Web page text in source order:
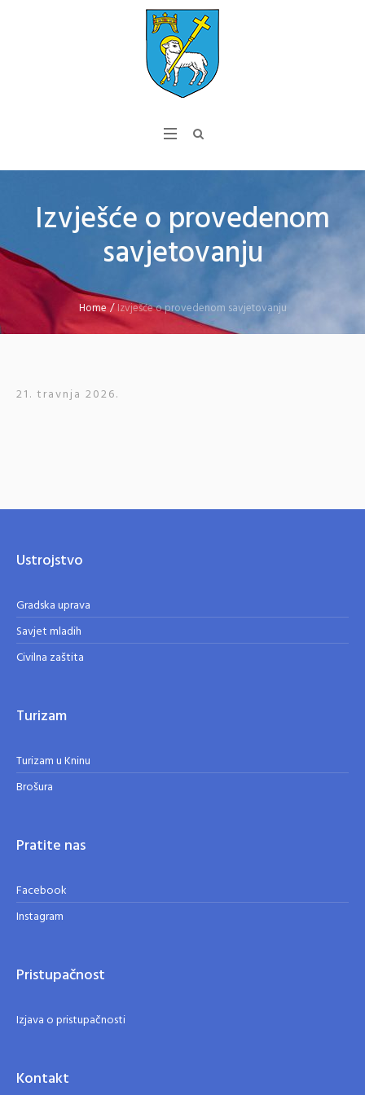
Izvješće o provedenom
savjetovanju
Home /Izvješće o provedenom savjetovanju
21. travnja 2026.
Ustrojstvo
Gradska uprava
Savjet mladih
Civilna zaštita
Turizam
Turizam u Kninu
Brošura
Pratite nas
Facebook
Instagram
Pristupačnost
Izjava o pristupačnosti
Kontakt